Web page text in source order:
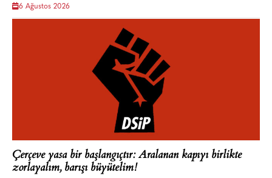
6 Ağustos 2026
Çerçeve yasa bir başlangıçtır: Aralanan kapıyı birlikte
zorlayalım, barışı büyütelim!